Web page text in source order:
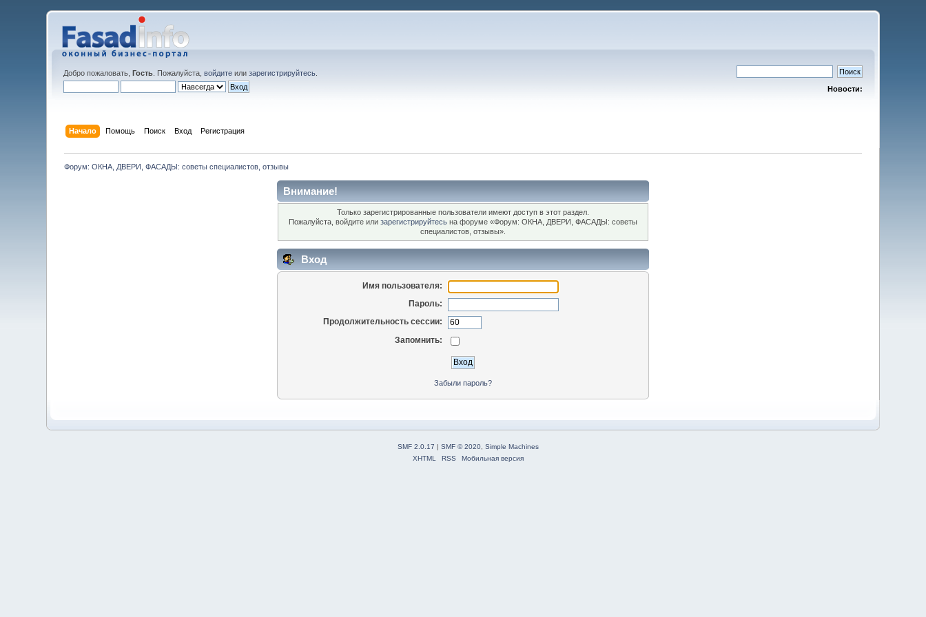
Добро пожаловать,Гость . Пожалуйста,войдите илизарегистрируйтесь
Новости:
Начало Помощь Поиск Вход Регистрация
Форум: ОКНА, ДВЕРИ, ФАСАДЫ: советы специалистов, отзывы
Внимание!
Только зарегистрированные пользователи имеют доступ в этот раздел.
Пожалуйста, войдите или зарегистрируйтесь на форуме «Форум: ОКНА, ДВЕРИ, ФАСАДЫ: советы
специалистов, отзывы».
Вход
Имя пользователя:
Пароль:
Продолжительность сессии:
Запомнить:
Забыли пароль?
SMF 2.0.17 | SMF © 2020 Simple Machines
XHTML
RSS Мобильная версия